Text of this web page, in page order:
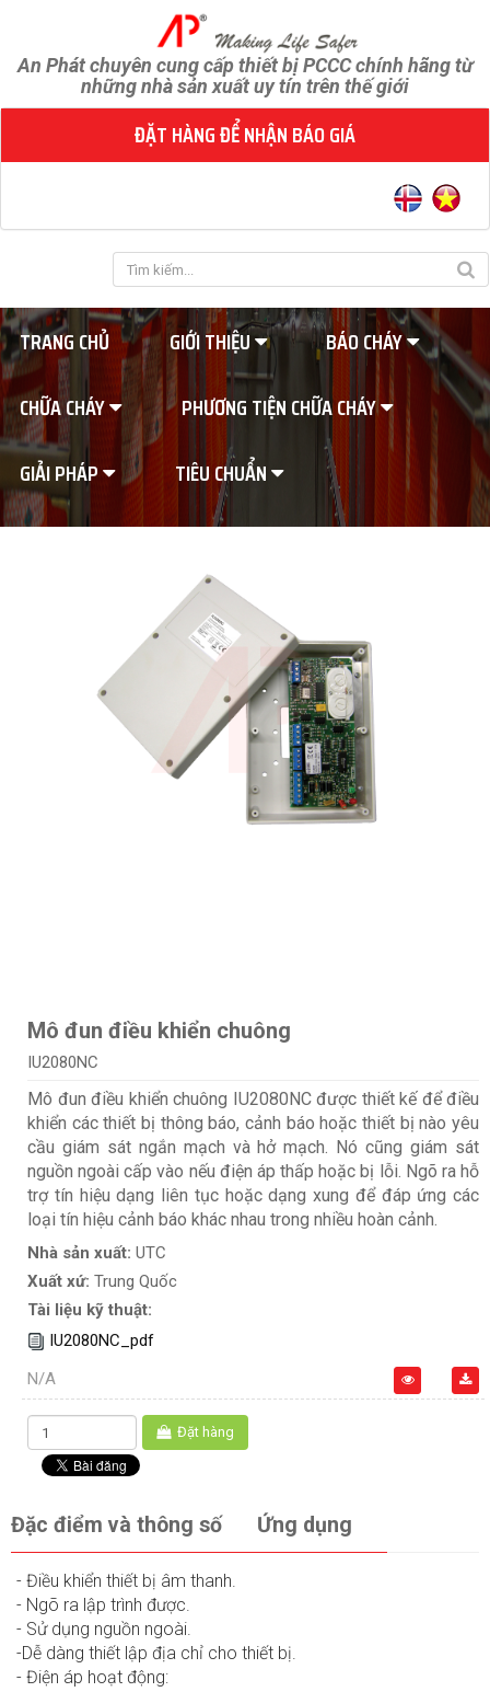
An Phát chuyên cung cấp thiết bị PCCC chính hãng từ
những nhà sản xuất uy tín trên thế giới
ĐẶT HÀNG ĐỂ NHẬN BÁO GIÁ
TRANG CHỦ GIỚI THIỆU
BÁO CHÁY
CHỮA CHÁY
PHƯƠNG TIỆN CHỮA CHÁY
GIẢI PHÁP
TIÊU CHUẨN
Mô đun điều khiển chuông
IU2080NC
Mô đun điều khiển chuông IU2080NC được thiết kế để điều
khiển các thiết bị thông báo, cảnh báo hoặc thiết bị nào yêu
cầu giám sát ngắn mạch và hở mạch. Nó cũng giám sát
nguồn ngoài cấp vào nếu điện áp thấp hoặc bị lỗi. Ngõ ra hỗ
trợ tín hiệu dạng liên tục hoặc dạng xung để đáp ứng các
loại tín hiệu cảnh báo khác nhau trong nhiều hoàn cảnh.
Nhà sản xuất: UTC
Xuất xứ: Trung Quốc
Tài liệu kỹ thuật:
IU2080NC_pdf
N/A
Đặt hàng
Đặc điểm và thông số Ứng dụng
- Điều khiển thiết bị âm thanh.
- Ngõ ra lập trình được.
- Sử dụng nguồn ngoài.
-Dễ dàng thiết lập địa chỉ cho thiết bị.
- Điện áp hoạt động: